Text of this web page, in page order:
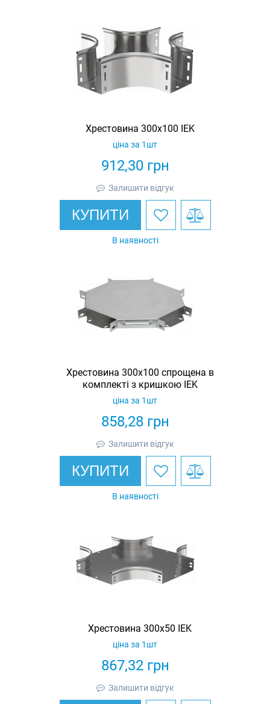
Хрестовина 300х100 IEK
912,30грн
ціна за 1шт
Залишити відгук
КУПИТИ
В наявності
Хрестовина 300х100 спрощена в
комплекті з кришкою IEK
858,28грн
ціна за 1шт
Залишити відгук
КУПИТИ
В наявності
Хрестовина 300х50 IEK
867,32грн
ціна за 1шт
Залишити відгук